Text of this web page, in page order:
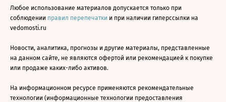
Любое использование материалов допускается только при
соблюдении правил перепечатки и при наличии гиперссылки на
vedomosti.ru
Новости, аналитика, прогнозы и другие материалы, представленные
на данном сайте, не являются офертой или рекомендацией к покупке
или продаже каких-либо активов.
На информационном ресурсе применяются рекомендательные
технологии (информационные технологии предоставления